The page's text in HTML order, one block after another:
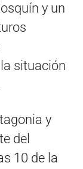
y un
situación
y
del
10 de la